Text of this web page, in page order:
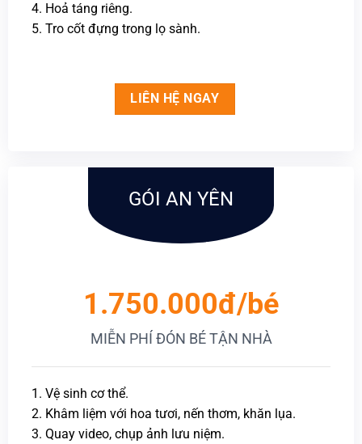
4. Hoả táng riêng.
5. Tro cốt đựng trong lọ sành.
LIÊN HỆ NGAY
GÓI AN YÊN
1.750.000đ/bé
MIỄN PHÍ ĐÓN BÉ TẬN NHÀ
1. Vệ sinh cơ thể.
2. Khâm liệm với hoa tươi, nến thơm, khăn lụa.
3. Quay video, chụp ảnh lưu niệm.